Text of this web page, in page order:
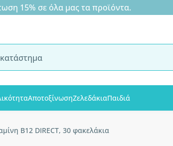
15% σε όλα μας τα προϊόντα.
ΑποτοξίνωσηΖελεδάκιαΠαιδιά
B12 DIRECT, 30 φακελάκια